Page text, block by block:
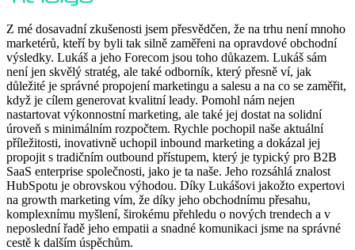
Z mé dosavadní zkušenosti jsem přesvědčen, že na trhu není mnoho
marketérů, kteří by byli tak silně zaměřeni na opravdové obchodní
výsledky. Lukáš a jeho Forecom jsou toho důkazem. Lukáš sám
není jen skvělý stratég, ale také odborník, který přesně ví, jak
důležité je správné propojení marketingu a salesu a na co se zaměřit,
když je cílem generovat kvalitní leady. Pomohl nám nejen
nastartovat výkonnostní marketing, ale také jej dostat na solidní
úroveň s minimálním rozpočtem. Rychle pochopil naše aktuální
příležitosti, inovativně uchopil inbound marketing a dokázal jej
propojit s tradičním outbound přístupem, který je typický pro B2B
SaaS enterprise společnosti, jako je ta naše. Jeho rozsáhlá znalost
HubSpotu je obrovskou výhodou. Díky Lukášovi jakožto expertovi
na growth marketing vím, že díky jeho obchodnímu přesahu,
komplexnímu myšlení, širokému přehledu o nových trendech a v
neposlední řadě jeho empatii a snadné komunikaci jsme na správné
cestě k dalším úspěchům.